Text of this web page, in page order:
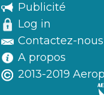
Publicité
Log in
Contactez-nous
A propos
2013-2019